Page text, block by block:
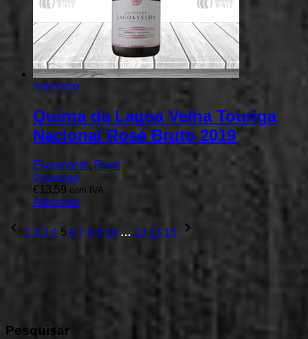
Adicionar
Quinta da Lagoa Velha Touriga
Nacional Rosé Bruto 2019
Espumante, Rosé
0 reviews
€13,59 com IVA
Adicionar
Previous
page
1 2 3 4 5 6 7 8 9 10 … 13 14 15
Next
Pesquisar